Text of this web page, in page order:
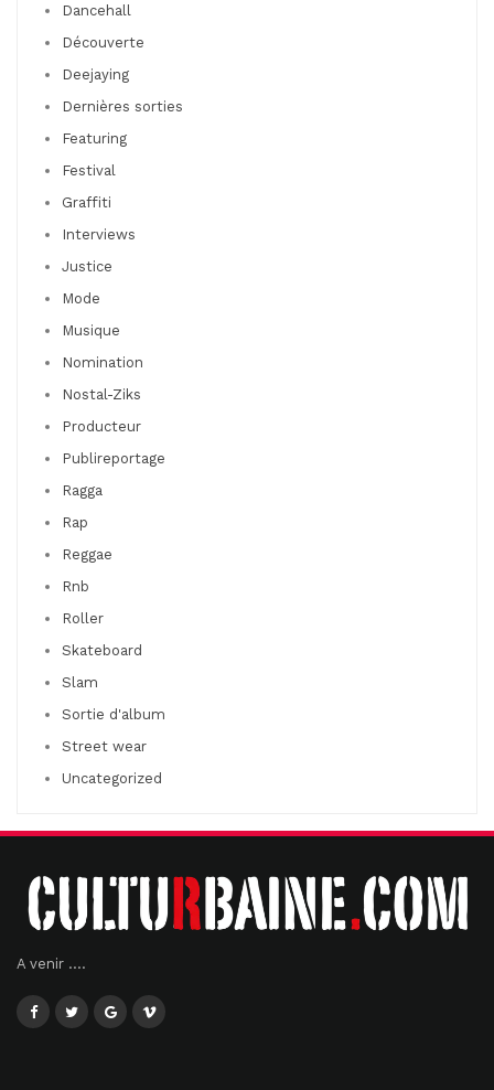
Dancehall
Découverte
Deejaying
Dernières sorties
Featuring
Festival
Graffiti
Interviews
Justice
Mode
Musique
Nomination
Nostal-Ziks
Producteur
Publireportage
Ragga
Rap
Reggae
Rnb
Roller
Skateboard
Slam
Sortie d'album
Street wear
Uncategorized
A venir ....